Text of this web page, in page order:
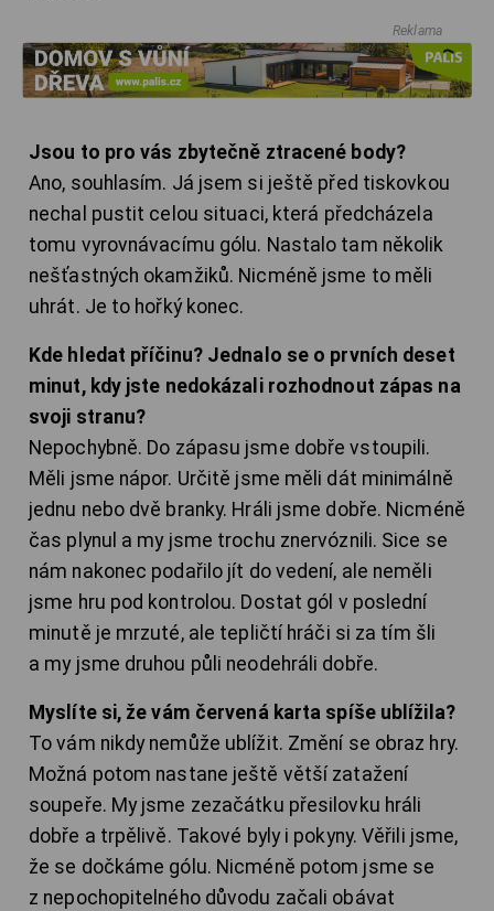
Reklama
Jsou to pro vás zbytečně ztracené body?
Ano, souhlasím. Já jsem si ještě před tiskovkou
nechal pustit celou situaci, která předcházela
tomu vyrovnávacímu gólu. Nastalo tam několik
nešťastných okamžiků. Nicméně jsme to měli
uhrát. Je to hořký konec.
Kde hledat příčinu? Jednalo se o prvních deset
minut, kdy jste nedokázali rozhodnout zápas na
svoji stranu?
Nepochybně. Do zápasu jsme dobře vstoupili.
Měli jsme nápor. Určitě jsme měli dát minimálně
jednu nebo dvě branky. Hráli jsme dobře. Nicméně
čas plynul a my jsme trochu znervóznili. Sice se
nám nakonec podařilo jít do vedení, ale neměli
jsme hru pod kontrolou. Dostat gól v poslední
minutě je mrzuté, ale tepličtí hráči si za tím šli
a my jsme druhou půli neodehráli dobře.
Myslíte si, že vám červená karta spíše ublížila?
To vám nikdy nemůže ublížit. Změní se obraz hry.
Možná potom nastane ještě větší zatažení
soupeře. My jsme zezačátku přesilovku hráli
dobře a trpělivě. Takové byly i pokyny. Věřili jsme,
že se dočkáme gólu. Nicméně potom jsme se
z nepochopitelného důvodu začali obávat